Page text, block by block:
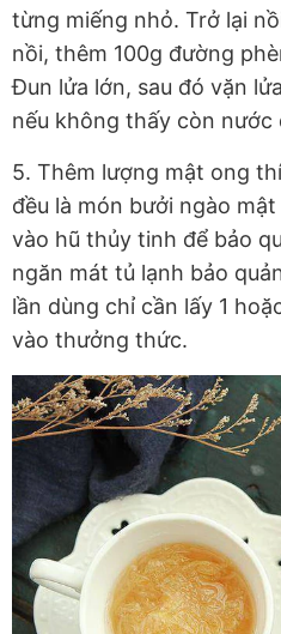
từng miếng nhỏ. Trở lại
nồi, thêm 100g đường
Đun lửa lớn, sau đó vặn
nếu không thấy còn
5. Thêm lượng mật ong
đều là món bưởi ngào
vào hũ thủy tinh để bảo
ngăn mát tủ lạnh bảo
lần dùng chỉ cần lấy 1
vào thưởng thức.